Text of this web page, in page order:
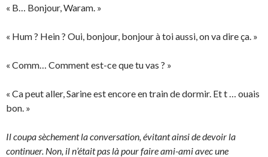
« B… Bonjour, Waram. »
« Hum ? Hein ? Oui, bonjour, bonjour à toi aussi, on va dire ça. »
« Comm… Comment est-ce que tu vas ? »
« Ca peut aller, Sarine est encore en train de dormir. Et t … ouais
bon. »
Il coupa sèchement la conversation, évitant ainsi de devoir la
continuer. Non, il n’était pas là pour faire ami-ami avec une